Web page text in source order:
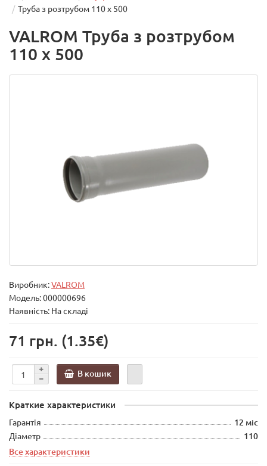
Труба з розтрубом 110 х 500
VALROM Труба з розтрубом
110 х 500
Виробник:VALROM
Модель:000000696
Наявність: На складі
71 грн. (1.35€)
В кошик
Краткие характеристики
Гарантія 12 міс
Діаметр
110
Все характеристики